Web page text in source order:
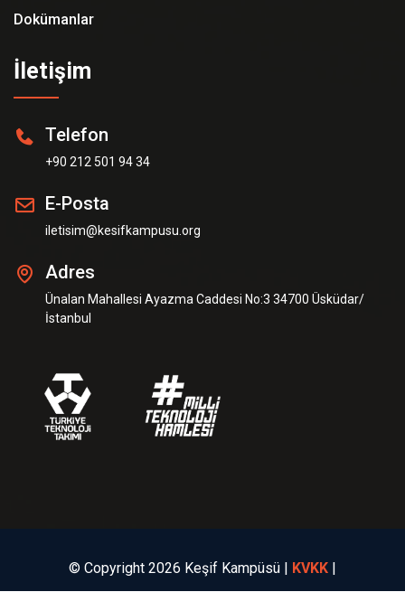
Dokümanlar
İletişim
Telefon
+90 212 501 94 34
E-Posta
iletisim@kesifkampusu.org
Adres
Ünalan Mahallesi Ayazma Caddesi No:3 34700 Üsküdar/
İstanbul
© Copyright 2026 Keşif Kampüsü KVKK